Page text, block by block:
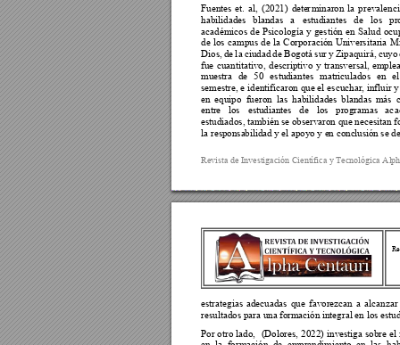
Revista de Investigación Científica y Tecnológica Alph
Fuentes et. al, (2021) determinaron la
habilidades blandas a estudiantes de los
académicos de Psicología y gestión en Salud
de los campus de la Corporación Universitaria
Dios, de la ciudad de Bogotá sur y Zipaquirá, cuyo
fue cuantitativo, descriptivo y transversal,
muestra de 50 estudiantes matriculados en
semestre, e identificaron que el escuchar, influir
en equipo fueron las habilidades blandas más
entre los estudiantes de los programas ac
estudiados, también se observaron que necesitan
la responsabilidad y el apoyo y en conclusión se
estrategias adecuadas que favorezcan a alcanzar
resultados para una formación integral en los
Por otro lado, (Dolores, 2022) investiga sobre el